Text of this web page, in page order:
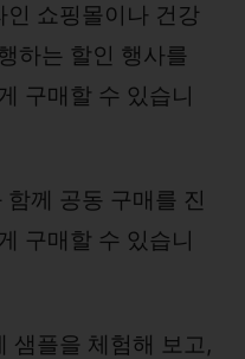
인 쇼핑몰이나 건강
하는 할인 행사를
구매할 수 있습니
함께 공동 구매를 진
구매할 수 있습니
샘플을 체험해 보고,